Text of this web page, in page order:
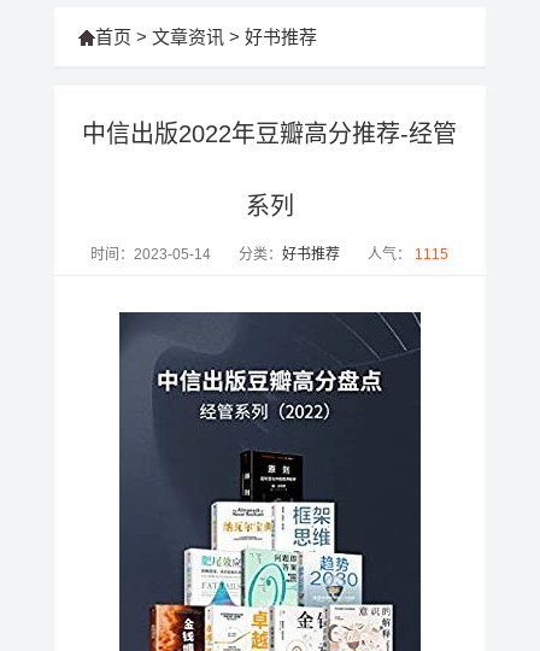
首页 > 文章资讯 > 好书推荐
中信出版2022年豆瓣高分推荐-经管
系列
时间：2023-05-14 分类：好书推荐 人气： 1115